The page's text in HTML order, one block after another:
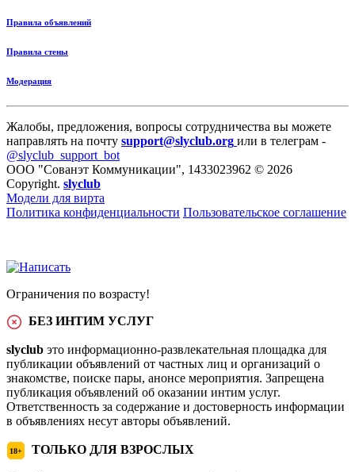
Правила объявлений
Правила стены
Модерация
Жалобы, предложения, вопросы сотрудничества вы можете
направлять на почту support@slyclub.org или в телеграм -
@slyclub_support_bot
ООО "Сованэт Коммуникации", 1433023962 © 2026
Copyright. slyclub
Модели для вирта
Политика конфиденциальности Пользовательское соглашение
Ограничения по возрасту!
БЕЗ ИНТИМ УСЛУГ
slyclub это информационно-развлекательная площадка для
публикации объявлений от частных лиц и организаций о
знакомстве, поиске пары, анонсе мероприятия. Запрещена
публикация объявлений об оказании интим услуг.
Ответственность за содержание и достоверность информации
в объявлениях несут авторы объявлений.
18+ ТОЛЬКО ДЛЯ ВЗРОСЛЫХ